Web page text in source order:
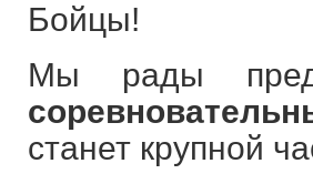
Бойцы!
Мы рады
станет крупной